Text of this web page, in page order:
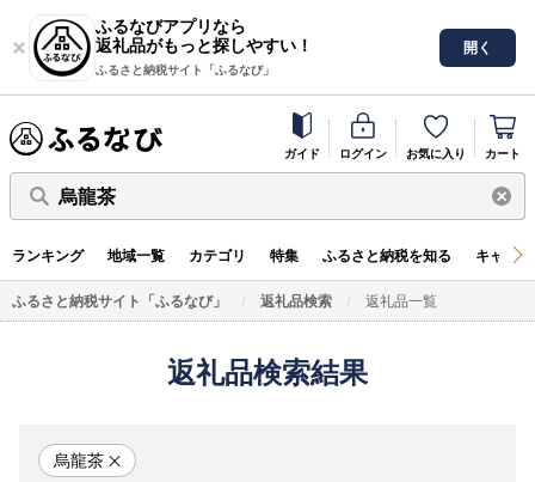
ふるなびアプリなら
返礼品がもっと探しやすい！
ふるさと納税サイト「ふるなび」
開く
ガイド ログイン お気に入り カート
烏龍茶
ランキング 地域一覧 カテゴリ 特集 ふるさと納税を知る キャン
ふるさと納税サイト「ふるなび」 返礼品検索 返礼品一覧
返礼品検索結果
烏龍茶